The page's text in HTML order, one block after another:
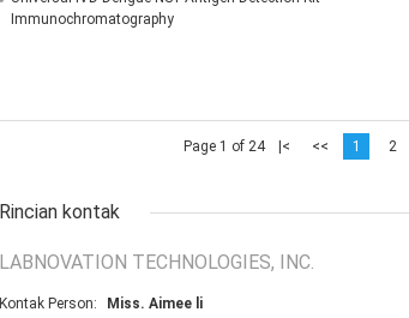
Immunochromatography
Page 1 of 24 |< << 1 2
Rincian kontak
LABNOVATION TECHNOLOGIES, INC.
Kontak Person:
Miss. Aimee li